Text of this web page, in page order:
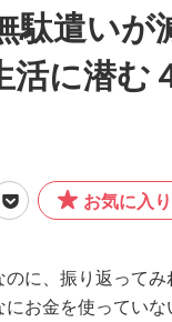
婚
駄遣いが
に潜む
お気に入り
のに、振り返って
にお金を使ってい